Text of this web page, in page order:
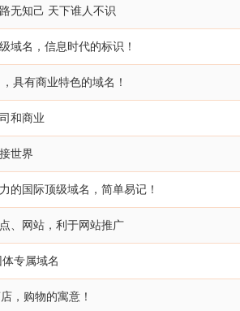
无知己 天下谁人不识
域名，信息时代的标识！
具有商业特色的域名！
和商业
世界
的国际顶级域名，简单易记！
、网站，利于网站推广
专属域名
，购物的寓意！